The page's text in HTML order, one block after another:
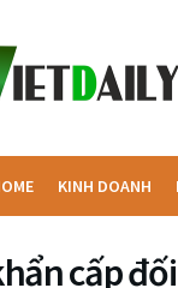
KINH DOANH
cấp